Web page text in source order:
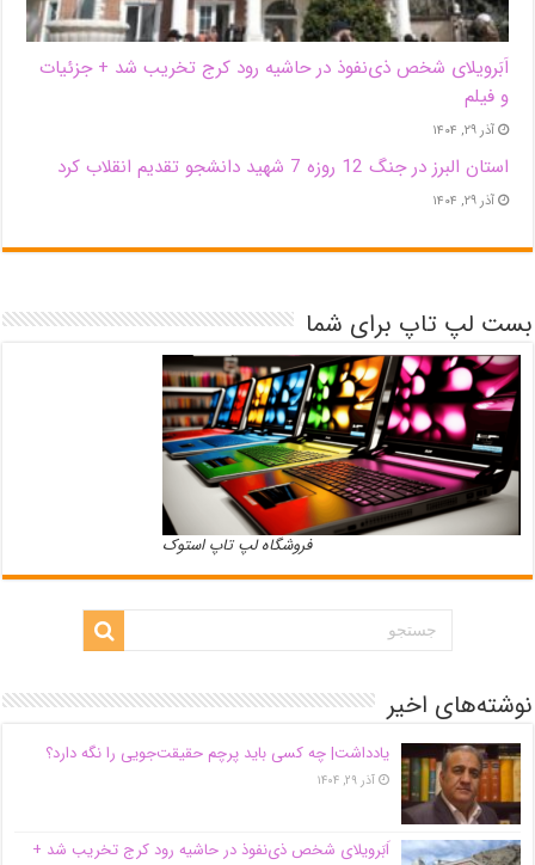
اَبَر‌ویلای شخص ذی‌نفوذ در حاشیه‌ رود کرج تخریب شد + جزئیات
و فیلم
آذر ۲۹, ۱۴۰۴
استان البرز در جنگ 12 روزه 7 شهید دانشجو تقدیم انقلاب کرد
آذر ۲۹, ۱۴۰۴
بست لپ تاپ برای شما
فروشگاه لپ تاپ استوک
نوشته‌های اخیر
یادداشت| ‌چه کسی باید پرچم حقیقت‌جویی را نگه دارد؟
آذر ۲۹, ۱۴۰۴
اَبَر‌ویلای شخص ذی‌نفوذ در حاشیه‌ رود کرج تخریب شد +